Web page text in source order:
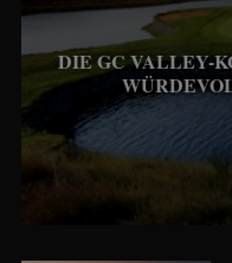
DIE GC VALLEY-